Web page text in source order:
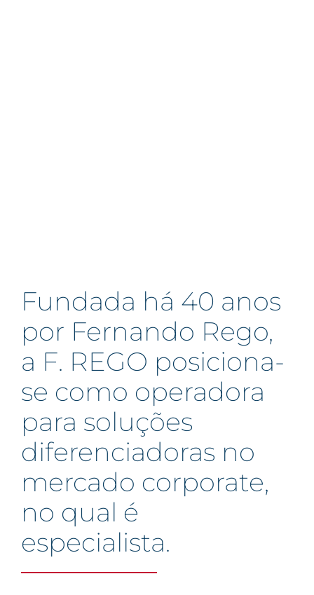
Fundada há 40 anos
por Fernando Rego,
a F. REGO posiciona-
se como operadora
para soluções
diferenciadoras no
mercado corporate,
no qual é
especialista.